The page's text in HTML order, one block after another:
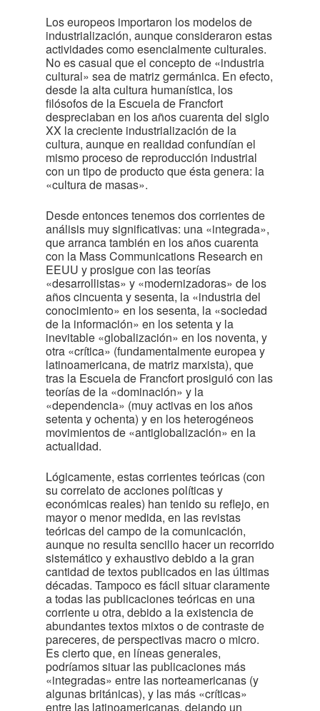
Los europeos importaron los modelos de
industrialización, aunque consideraron estas
actividades como esencialmente culturales.
No es casual que el concepto de «industria
cultural» sea de matriz germánica. En efecto,
desde la alta cultura humanística, los
filósofos de la Escuela de Francfort
despreciaban en los años cuarenta del siglo
XX la creciente industrialización de la
cultura, aunque en realidad confundían el
mismo proceso de reproducción industrial
con un tipo de producto que ésta genera: la
«cultura de masas».
Desde entonces tenemos dos corrientes de
análisis muy significativas: una «integrada»,
que arranca también en los años cuarenta
con la Mass Communications Research en
EEUU y prosigue con las teorías
«desarrollistas» y «modernizadoras» de los
años cincuenta y sesenta, la «industria del
conocimiento» en los sesenta, la «sociedad
de la información» en los setenta y la
inevitable «globalización» en los noventa, y
otra «crítica» (fundamentalmente europea y
latinoamericana, de matriz marxista), que
tras la Escuela de Francfort prosiguió con las
teorías de la «dominación» y la
«dependencia» (muy activas en los años
setenta y ochenta) y en los heterogéneos
movimientos de «antiglobalización» en la
actualidad.
Lógicamente, estas corrientes teóricas (con
su correlato de acciones políticas y
económicas reales) han tenido su reflejo, en
mayor o menor medida, en las revistas
teóricas del campo de la comunicación,
aunque no resulta sencillo hacer un recorrido
sistemático y exhaustivo debido a la gran
cantidad de textos publicados en las últimas
décadas. Tampoco es fácil situar claramente
a todas las publicaciones teóricas en una
corriente u otra, debido a la existencia de
abundantes textos mixtos o de contraste de
pareceres, de perspectivas macro o micro.
Es cierto que, en líneas generales,
podríamos situar las publicaciones más
«integradas» entre las norteamericanas (y
algunas británicas), y las más «críticas»
entre las latinoamericanas, dejando un